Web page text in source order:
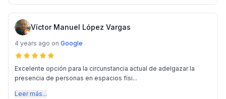
Víctor Manuel López Vargas
4 years ago on Google
Excelente opción para la circunstancia actual de adelgazar la
presencia de personas en espacios físi...
Leer más...